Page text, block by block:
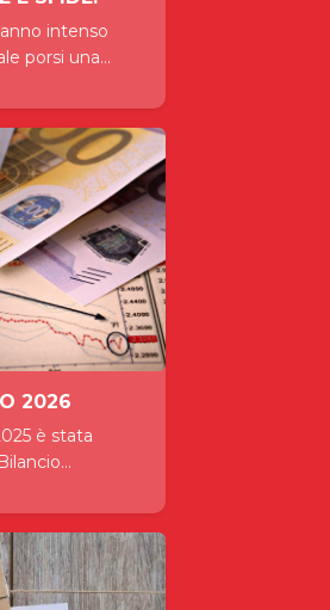
intenso
porsi una...
2026
è stata